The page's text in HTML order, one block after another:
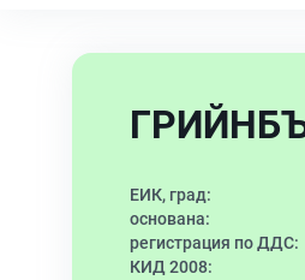
ЕИК, град:
основана:
регистрация по ДДС:
КИД 2008: